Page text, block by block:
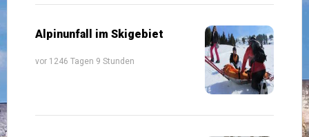
Alpinunfall im Skigebiet
vor 1246 Tagen 9 Stunden